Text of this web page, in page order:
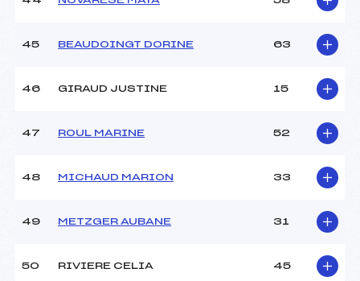
45 BEAUDOINGT DORINE 63
46 GIRAUD JUSTINE 15
47 ROUL MARINE 52
48 MICHAUD MARION 33
49 METZGER AUBANE 31
50 RIVIERE CELIA 45